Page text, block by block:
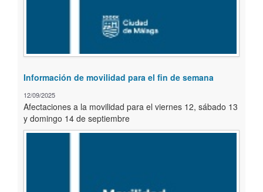
Información de movilidad para el fin de semana
12/09/2025
Afectaciones a la movilidad para el viernes 12, sábado 13
y domingo 14 de septiembre